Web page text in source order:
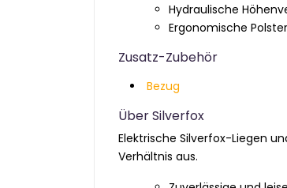
Hydraulische
Ergonomische
Zusatz-Zubehör
Bezug
Über Silverfox
Elektrische Silverfox-Liegen
Verhältnis aus.